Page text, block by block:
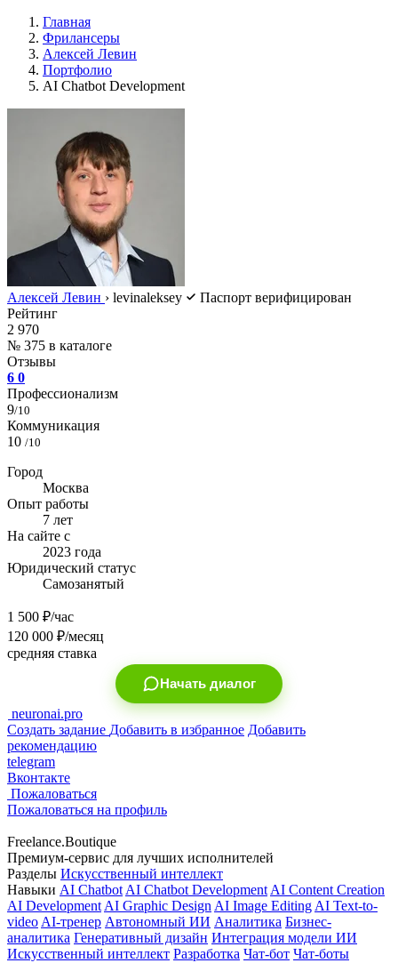
Главная
Фрилансеры
Алексей Левин
Портфолио
AI Chatbot Development
Алексей Левин › levinaleksey
Паспорт верифицирован
Рейтинг
2 970
№ 375 в каталоге
Отзывы
6 0
Профессионализм
9/10
Коммуникация
10 /10
Город
Москва
Опыт работы
7 лет
На сайте с
2023 года
Юридический статус
Самозанятый
1 500 ₽/час
120 000 ₽/месяц
средняя ставка
Начать диалог
neuronai.pro
Создать задание Добавить в избранное Добавить
рекомендацию
telegram
Вконтакте
Пожаловаться
Пожаловаться на профиль
Freelance.Boutique
Премиум-сервис для лучших исполнителей
Разделы Искусственный интеллект
Навыки AI Chatbot AI Chatbot Development AI Content Creation
AI Development AI Graphic Design AI Image Editing AI Text-to-
video AI-тренер Автономный ИИ Аналитика Бизнес-
аналитика Генеративный дизайн Интеграция модели ИИ
Искусственный интеллект Разработка Чат-бот Чат-боты